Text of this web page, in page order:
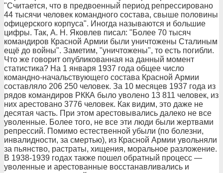
"Считается, что в предвоенный период репрессировано
44 тысячи человек командного состава, свыше половины
офицерского корпуса". Иногда называются и большие
цифры. Так, А. Н. Яковлев писал: "Более 70 тысяч
командиров Красной Армии были уничтожены Сталиным
ещё до войны". Заметим, "уничтожены", то есть погибли.
Что же говорит опубликованная на данный момент
статистика? На 1 января 1937 года общее число
командно-начальствующего состава Красной Армии
составляло 206 250 человек. За 10 месяцев 1937 года из
рядов командиров РККА было уволено 13 811 человек, из
них арестовано 3776 человек. Как видим, это даже не
десятая часть. При этом арестовывались далеко не все
уволенные. Более того, не все эти люди были жертвами
репрессий. Помимо естественной убыли (по болезни,
инвалидности, за смертью), из Красной Армии увольняли
за пьянство, растраты, хищения, моральное разложение.
В 1938-1939 годах также пошел обратный процесс —
уволенные и арестованные восстанавливались и